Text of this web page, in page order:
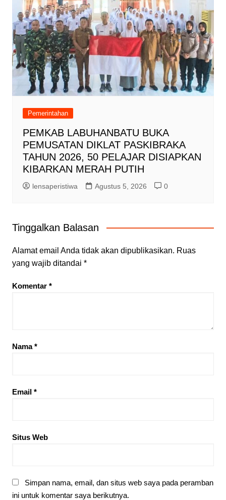
Pemerintahan
PEMKAB LABUHANBATU BUKA
PEMUSATAN DIKLAT PASKIBRAKA
TAHUN 2026, 50 PELAJAR DISIAPKAN
KIBARKAN MERAH PUTIH
lensaperistiwa Agustus 5, 2026 0
Tinggalkan Balasan
Alamat email Anda tidak akan dipublikasikan. Ruas
yang wajib ditandai *
Komentar *
Nama*
Email *
Situs Web
Simpan nama, email, dan situs web saya pada peramban
ini untuk komentar saya berikutnya.